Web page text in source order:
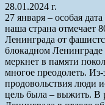
28.01.2024 г.
27 января – особая
наша страна отмечает
Ленинграда от
блокадном
меркнет в памяти
многое преодолеть. Из-
продовольствия люди
цель была – выжить. В